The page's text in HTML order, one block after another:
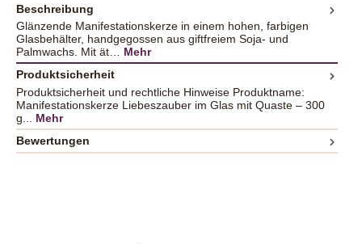
Beschreibung
Glänzende Manifestationskerze in einem hohen, farbigen
Glasbehälter, handgegossen aus giftfreiem Soja- und
Palmwachs. Mit ät… Mehr
Produktsicherheit
Produktsicherheit und rechtliche Hinweise Produktname:
Manifestationskerze Liebeszauber im Glas mit Quaste – 300
g... Mehr
Bewertungen